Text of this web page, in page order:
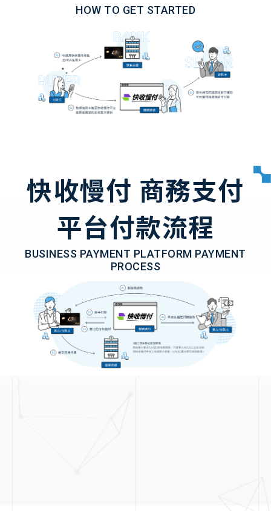
HOW TO GET STARTED
快收慢付 商務支付
平台付款流程
BUSINESS PAYMENT PLATFORM PAYMENT
PROCESS